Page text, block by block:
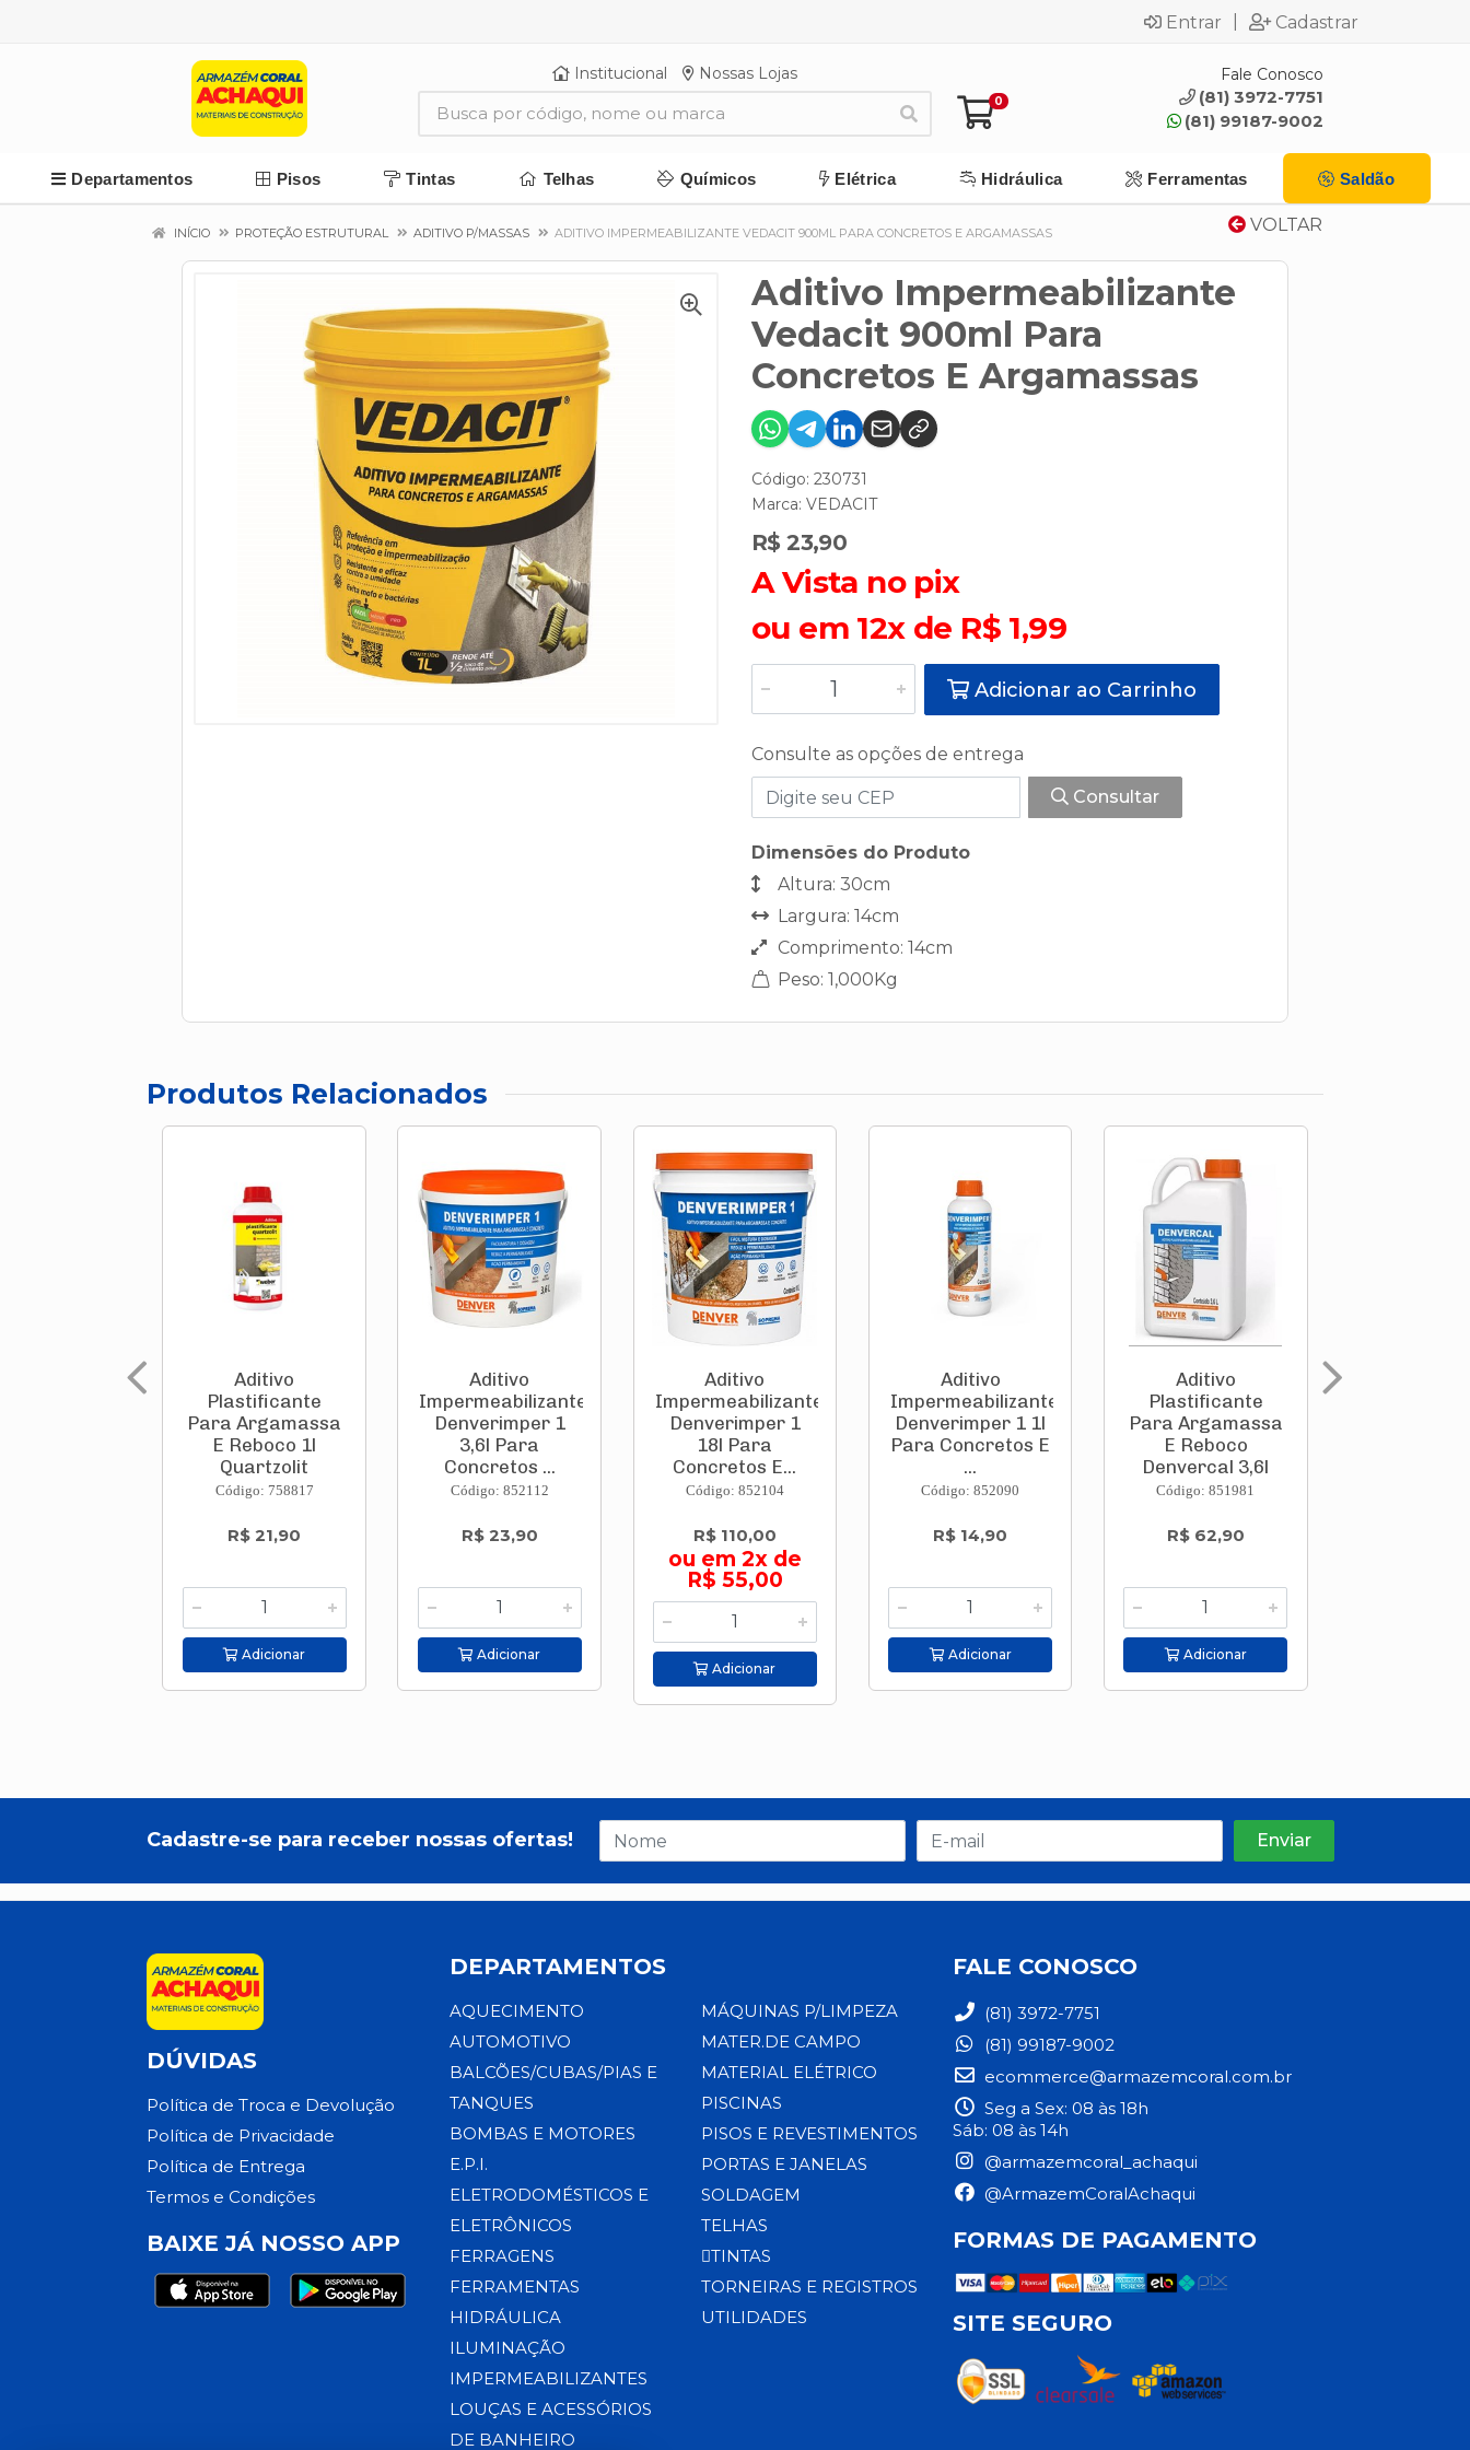
Entrar Cadastrar
Institucional Nossas Lojas
0
Fale Conosco
(81) 3972-7751
(81) 99187-9002
Departamentos Pisos Tintas Telhas Químicos Elétrica Hidráulica Ferramentas Saldão
VOLTAR
INÍCIO PROTEÇÃO ESTRUTURAL ADITIVO P/MASSAS ADITIVO IMPERMEABILIZANTE VEDACIT 900ML PARA CONCRETOS E ARGAMASSAS
Aditivo Impermeabilizante
Vedacit 900ml Para
Concretos E Argamassas
Código: 230731
Marca: VEDACIT
R$ 23,90
A Vista no pix
ou em 12x de R$ 1,99
Adicionar ao Carrinho
Consulte as opções de entrega
Consultar
Dimensões do Produto
Altura: 30cm
Largura: 14cm
Comprimento: 14cm
Peso: 1,000Kg
Produtos Relacionados
Aditivo
Plastificante
Para Argamassa
E Reboco 1l
Quartzolit
Código: 758817
R$ 21,90
Adicionar
Aditivo
Impermeabilizante
Denverimper 1
3,6l Para
Concretos ...
Código: 852112
R$ 23,90
Adicionar
Aditivo
Impermeabilizante
Denverimper 1
18l Para
Concretos E...
Código: 852104
R$ 110,00
ou em 2x de
R$ 55,00
Adicionar
Aditivo
Impermeabilizante
Denverimper 1 1l
Para Concretos E
...
Código: 852090
R$ 14,90
Adicionar
Aditivo
Plastificante
Para Argamassa
E Reboco
Denvercal 3,6l
Código: 851981
R$ 62,90
Adicionar
Cadastre-se para receber nossas ofertas!
DÚVIDAS
Política de Troca e Devolução
Política de Privacidade
Política de Entrega
Termos e Condições
BAIXE JÁ NOSSO APP
DEPARTAMENTOS
AQUECIMENTO
AUTOMOTIVO
BALCÕES/CUBAS/PIAS E
TANQUES
BOMBAS E MOTORES
E.P.I.
ELETRODOMÉSTICOS E
ELETRÔNICOS
FERRAGENS
FERRAMENTAS
HIDRÁULICA
ILUMINAÇÃO
IMPERMEABILIZANTES
LOUÇAS E ACESSÓRIOS
DE BANHEIRO
MÁQUINAS P/LIMPEZA
MATER.DE CAMPO
MATERIAL ELÉTRICO
PISCINAS
PISOS E REVESTIMENTOS
PORTAS E JANELAS
SOLDAGEM
TELHAS
TINTAS
TORNEIRAS E REGISTROS
UTILIDADES
FALE CONOSCO
(81) 3972-7751
(81) 99187-9002
ecommerce@armazemcoral.com.br
Seg a Sex: 08 às 18h
Sáb: 08 às 14h
@armazemcoral_achaqui
@ArmazemCoralAchaqui
FORMAS DE PAGAMENTO
SITE SEGURO